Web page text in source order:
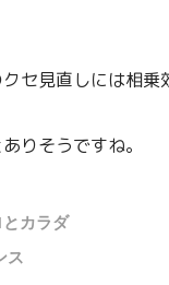
セ見直しには相乗
りそうですね。
とカラダ
ス